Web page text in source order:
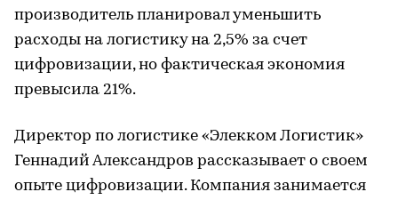
производитель планировал уменьшить
расходы на логистику на 2,5% за счет
цифровизации, но фактическая экономия
превысила 21%.
Директор по логистике «Элекком Логистик»
Геннадий Александров рассказывает о своем
опыте цифровизации. Компания занимается